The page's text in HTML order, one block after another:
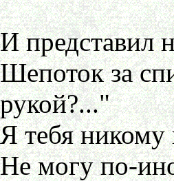
И представил
Шепоток за
рукой?..."
Я тебя никому
Не могу по-